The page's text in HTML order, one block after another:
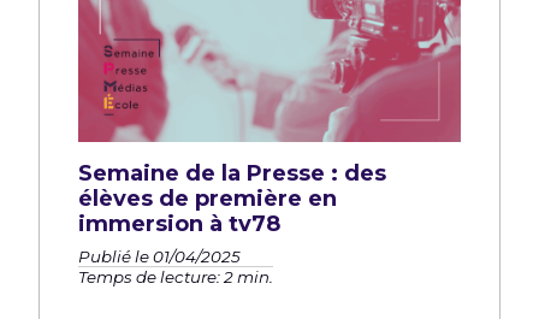
Semaine de la Presse : des
élèves de première en
immersion à tv78
Publié le 01/04/2025
Temps de lecture: 2 min.